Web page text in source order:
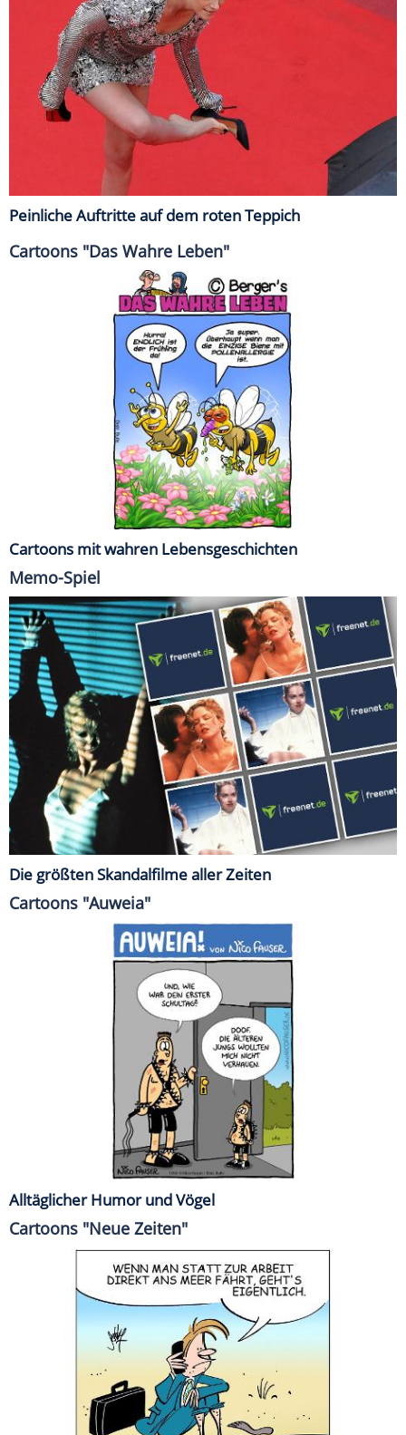
Peinliche Auftritte auf dem roten Teppich
Cartoons "Das Wahre Leben"
Cartoons mit wahren Lebensgeschichten
Memo-Spiel
Die größten Skandalfilme aller Zeiten
Cartoons "Auweia"
Alltäglicher Humor und Vögel
Cartoons "Neue Zeiten"